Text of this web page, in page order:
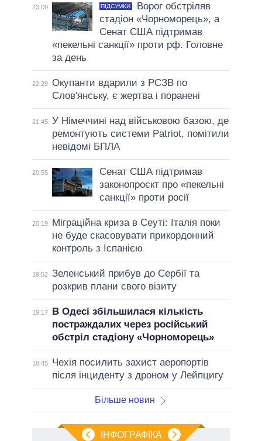
23:09 ПІДСУМКИ
Ворог обстріляв
стадіон «Чорноморець», а
Сенат США підтримав
«пекельні санкції» проти рф. Головне
за день
22:29 Окупанти вдарили з РСЗВ по
Слов'янську, є жертва і поранені
21:45 У Німеччині над військовою базою, де
ремонтують системи Patriot, помітили
невідомі БПЛА
20:55
Сенат США підтримав
законопроєкт про «пекельні
санкції» проти росії
20:19
Міграційна криза в Сеуті: Італія поки
не буде скасовувати прикордонний
контроль з Іспанією
19:52 Зеленський прибув до Сербії та
розкрив плани свого візиту
19:17
В Одесі збільшилася кількість
постраждалих через російський
обстріл стадіону «Чорноморець»
18:45
Чехія посилить захист аеропортів
після інциденту з дроном у Лейпцигу
Більше новин
ІНФОГРАФІКА